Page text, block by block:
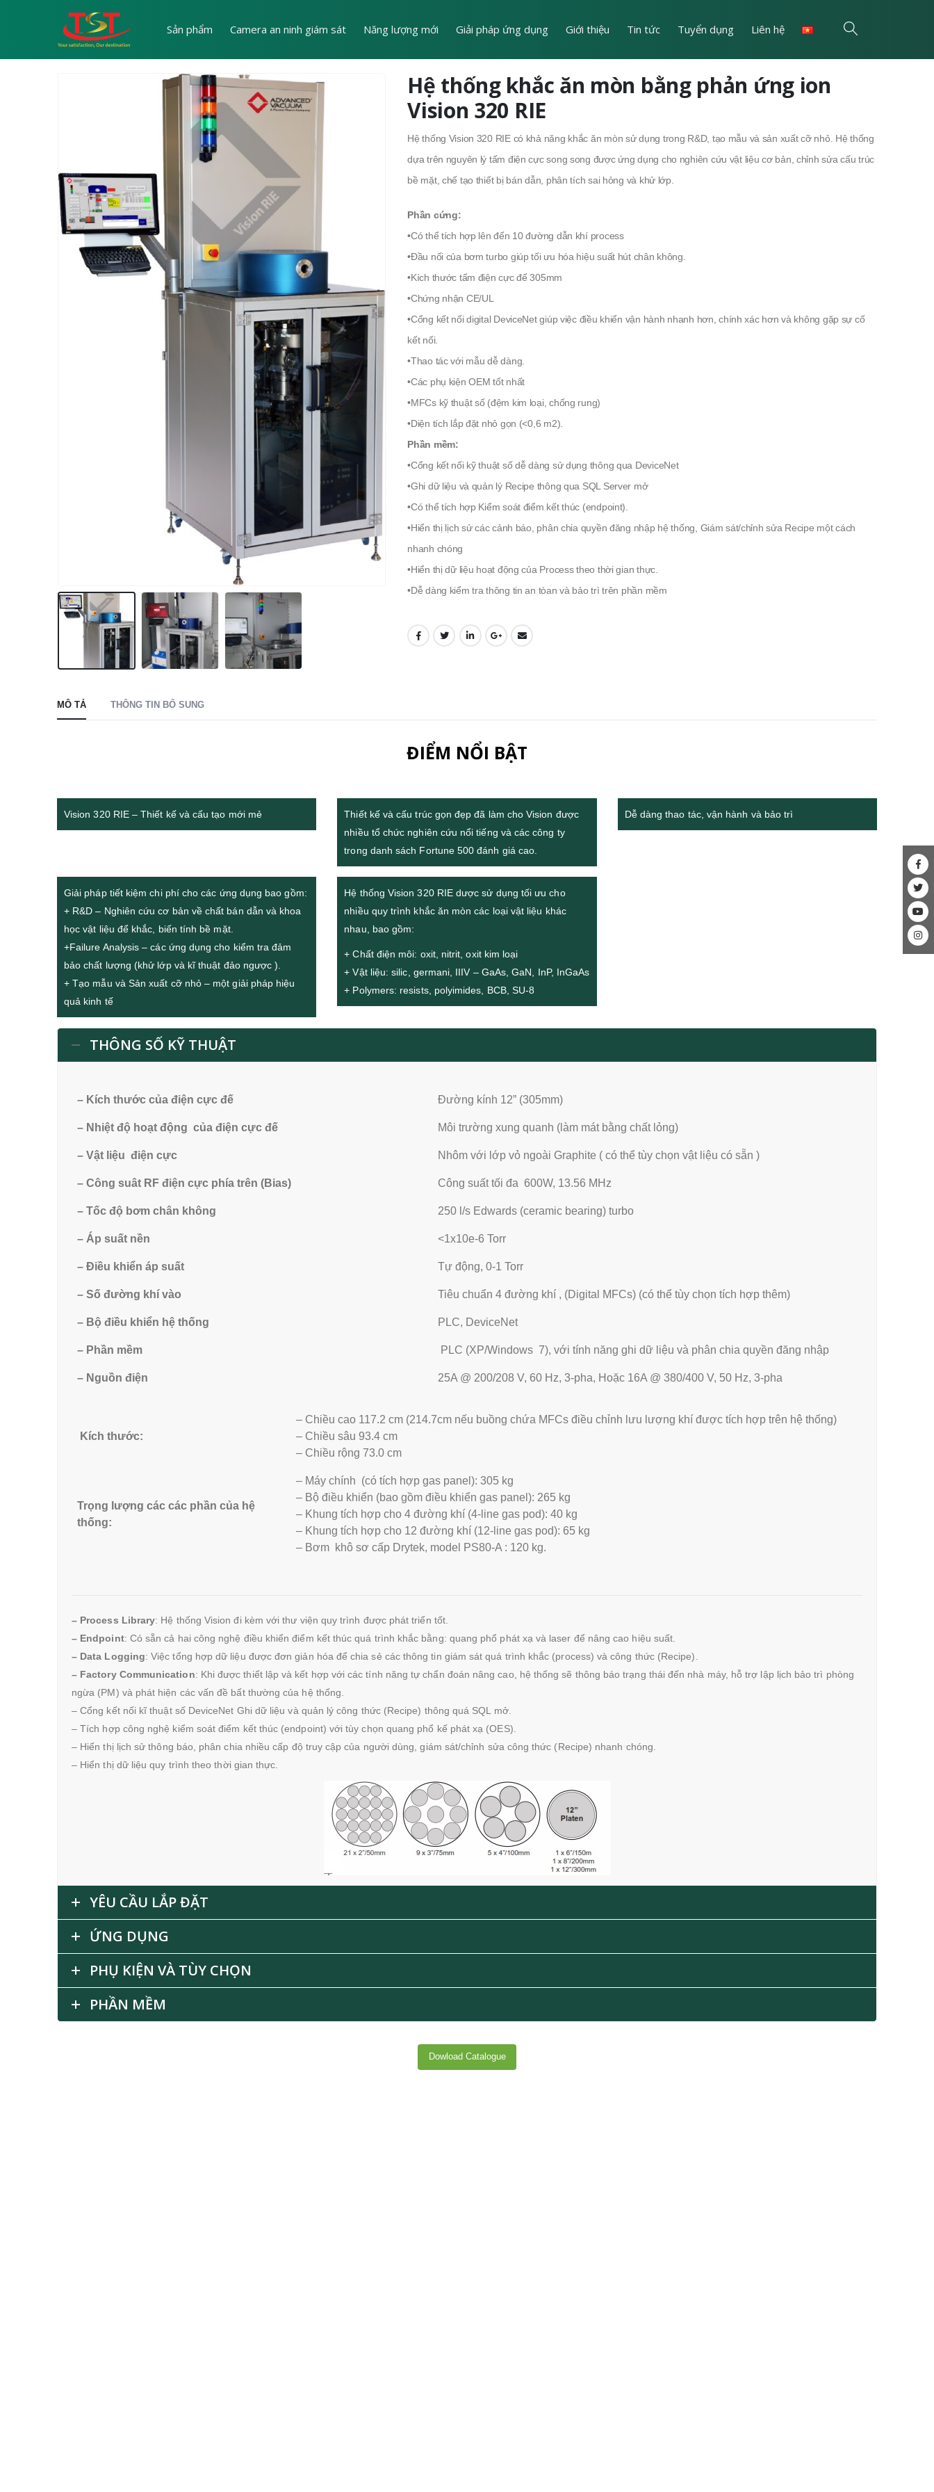
Sản phẩm Camera an ninh giám sát Năng lượng mới Giải pháp ứng dụng Giới thiệu Tin tức Tuyển dụng Liên hệ
Hệ thống khắc ăn mòn bằng phản ứng ion
Vision 320 RIE
Hệ thống Vision 320 RIE có khả năng khắc ăn mòn sử dụng trong R&D, tạo mẫu và sản xuất cỡ nhỏ. Hệ thống
dựa trên nguyên lý tấm điện cực song song được ứng dụng cho nghiên cứu vật liệu cơ bản, chỉnh sửa cấu trúc
bề mặt, chế tạo thiết bị bán dẫn, phân tích sai hỏng và khử lớp.
Phần cứng:
•Có thể tích hợp lên đến 10 đường dẫn khí process
•Đầu nối của bơm turbo giúp tối ưu hóa hiệu suất hút chân không.
•Kích thước tấm điện cực đế 305mm
•Chứng nhận CE/UL
•Cổng kết nối digital DeviceNet giúp việc điều khiển vận hành nhanh hơn, chính xác hơn và không gặp sự cố
kết nối.
•Thao tác với mẫu dễ dàng.
•Các phụ kiện OEM tốt nhất
•MFCs kỹ thuật số (đệm kim loại, chống rung)
•Diện tích lắp đặt nhỏ gọn (<0,6 m2).
Phần mềm:
•Cổng kết nối kỹ thuật số dễ dàng sử dụng thông qua DeviceNet
•Ghi dữ liệu và quản lý Recipe thông qua SQL Server mở
•Có thể tích hợp Kiểm soát điểm kết thúc (endpoint).
•Hiển thị lịch sử các cảnh báo, phân chia quyền đăng nhập hệ thống, Giám sát/chỉnh sửa Recipe một cách
nhanh chóng
•Hiển thị dữ liệu hoạt động của Process theo thời gian thực.
•Dễ dàng kiểm tra thông tin an tòan và bảo trì trên phần mềm
MÔ TẢ THÔNG TIN BỔ SUNG
ĐIỂM NỔI BẬT
Vision 320 RIE – Thiết kế và cấu tạo mới mẻ
Thiết kế và cấu trúc gọn đẹp đã làm cho Vision được
nhiều tổ chức nghiên cứu nổi tiếng và các công ty
trong danh sách Fortune 500 đánh giá cao.
Dễ dàng thao tác, vận hành và bảo trì
Giải pháp tiết kiệm chi phí cho các ứng dụng bao gồm:
+ R&D – Nghiên cứu cơ bản về chất bán dẫn và khoa
học vật liệu để khắc, biến tính bề mặt.
+Failure Analysis – các ứng dụng cho kiểm tra đảm
bảo chất lượng (khử lớp và kĩ thuật đảo ngược ).
+ Tạo mẫu và Sản xuất cỡ nhỏ – một giải pháp hiệu
quả kinh tế
Hệ thống Vision 320 RIE dược sử dụng tối ưu cho
nhiều quy trình khắc ăn mòn các loại vật liệu khác
nhau, bao gồm:
+ Chất điện môi: oxit, nitrit, oxit kim loại
+ Vật liệu: silic, germani, IIIV – GaAs, GaN, InP, InGaAs
+ Polymers: resists, polyimides, BCB, SU-8
THÔNG SỐ KỸ THUẬT
– Kích thước của điện cực đế Đường kính 12” (305mm)
– Nhiệt độ hoạt động của điện cực đế Môi trường xung quanh (làm mát bằng chất lỏng)
– Vật liệu điện cực Nhôm với lớp vỏ ngoài Graphite ( có thể tùy chọn vật liệu có sẵn )
– Công suât RF điện cực phía trên (Bias) Công suất tối đa 600W, 13.56 MHz
– Tốc độ bơm chân không 250 l/s Edwards (ceramic bearing) turbo
– Áp suất nền <1x10e-6 Torr
– Điều khiển áp suất Tự động, 0-1 Torr
– Số đường khí vào Tiêu chuẩn 4 đường khí , (Digital MFCs) (có thể tùy chọn tích hợp thêm)
– Bộ điều khiển hệ thống PLC, DeviceNet
– Phần mềm PLC (XP/Windows 7), với tính năng ghi dữ liệu và phân chia quyền đăng nhập
– Nguồn điện 25A @ 200/208 V, 60 Hz, 3-pha, Hoặc 16A @ 380/400 V, 50 Hz, 3-pha
Kích thước:
– Chiều cao 117.2 cm (214.7cm nếu buồng chứa MFCs điều chỉnh lưu lượng khí được tích hợp trên hệ thống)
– Chiều sâu 93.4 cm
– Chiều rộng 73.0 cm
Trọng lượng các các phần của hệ
thống:
– Máy chính (có tích hợp gas panel): 305 kg
– Bộ điều khiển (bao gồm điều khiển gas panel): 265 kg
– Khung tích hợp cho 4 đường khí (4-line gas pod): 40 kg
– Khung tích hợp cho 12 đường khí (12-line gas pod): 65 kg
– Bơm khô sơ cấp Drytek, model PS80-A : 120 kg.
– Process Library: Hệ thống Vision đi kèm với thư viện quy trình được phát triển tốt.
– Endpoint: Có sẵn cả hai công nghệ điều khiển điểm kết thúc quá trình khắc bằng: quang phổ phát xạ và laser để nâng cao hiệu suất.
– Data Logging: Việc tổng hợp dữ liệu được đơn giản hóa để chia sẻ các thông tin giám sát quá trình khắc (process) và công thức (Recipe).
– Factory Communication: Khi được thiết lập và kết hợp với các tính năng tự chẩn đoán nâng cao, hệ thống sẽ thông báo trạng thái đến nhà máy, hỗ trợ lập lịch bảo trì phòng
ngừa (PM) và phát hiện các vấn đề bất thường của hệ thống.
– Cổng kết nối kĩ thuật số DeviceNet Ghi dữ liệu và quản lý công thức (Recipe) thông quá SQL mở.
– Tích hợp công nghệ kiểm soát điểm kết thúc (endpoint) với tùy chọn quang phổ kế phát xạ (OES).
– Hiển thị lịch sử thông báo, phân chia nhiều cấp độ truy cập của người dùng, giám sát/chỉnh sửa công thức (Recipe) nhanh chóng.
– Hiển thị dữ liệu quy trình theo thời gian thực.
YÊU CẦU LẮP ĐẶT
ỨNG DỤNG
PHỤ KIỆN VÀ TÙY CHỌN
PHẦN MỀM
Dowload Catalogue